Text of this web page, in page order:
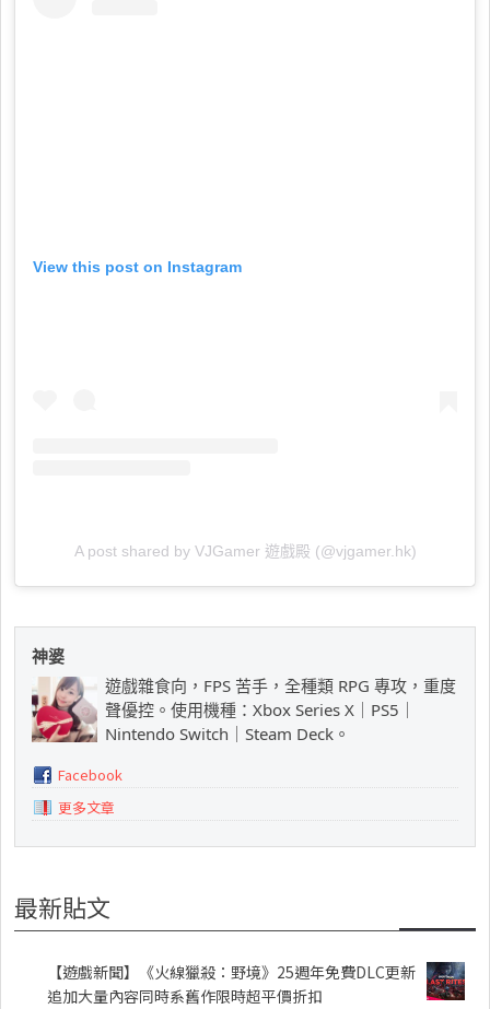
View this post on Instagram
A post shared by VJGamer 遊戲殿 (@vjgamer.hk)
神婆
遊戲雜食向，FPS 苦手，全種類 RPG 專攻，重度
聲優控。使用機種：Xbox Series X｜PS5｜
Nintendo Switch｜Steam Deck。
Facebook
更多文章
最新貼文
【遊戲新聞】《火線獵殺：野境》25週年免費DLC更新
追加大量內容同時系舊作限時超平價折扣